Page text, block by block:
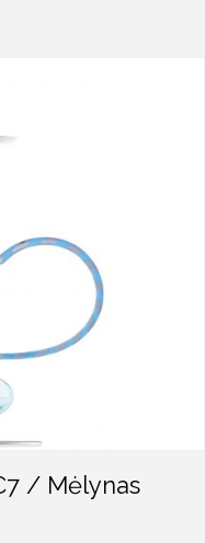
/ Mėlynas